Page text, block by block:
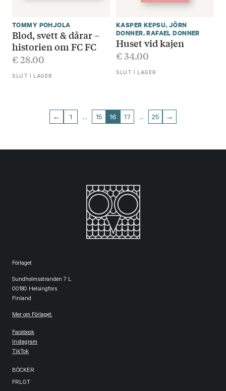
TOMMY POHJOLA
Blod, svett & dårar –
historien om FC FC
€28.00
SLUT I LAGER
KASPER KEPSU, JÖRN
DONNER,RAFAEL DONNER
Huset vid kajen
€34.00
SLUT I LAGER
← 1 … 15 16 17 … 25 →
Förlaget
Sundholmsstranden 7 L
00180 Helsingfors
Finland
Mer om Förlaget.
Facebook
Instagram
TikTok
BÖCKER
FRLGT